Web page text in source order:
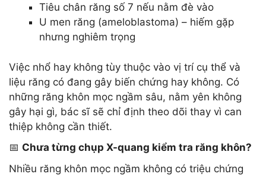
Tiêu chân răng số 7 nếu nằm đè vào
U men răng (ameloblastoma) – hiếm gặp
nhưng nghiêm trọng
Việc nhổ hay không tùy thuộc vào vị trí cụ thể và
liệu răng có đang gây biến chứng hay không. Có
những răng khôn mọc ngầm sâu, nằm yên không
gây hại gì, bác sĩ sẽ chỉ định theo dõi thay vì can
thiệp không cần thiết.
📅 Chưa từng chụp X-quang kiểm tra răng khôn?
Nhiều răng khôn mọc ngầm không có triệu chứng